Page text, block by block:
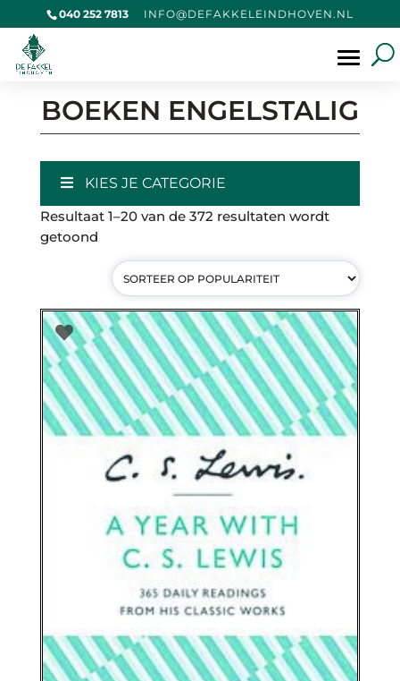
040 252 7813 LN.NE
VOHDN
IELEK
KAFED
@OFNI
Producten
BOEKEN ENGELSTALIG
KIES JE CATEGORIE
Resultaat 1–20 van de 372 resultaten wordt
getoondGesorteerd
populariteit